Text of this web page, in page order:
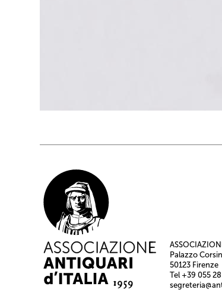
Palazzo
50123 Firenze
Tel +39 055